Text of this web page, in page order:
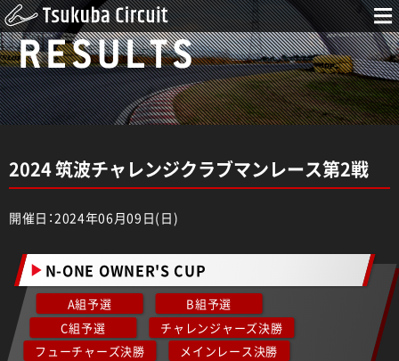
RESULTS
2024 筑波チャレンジクラブマンレース第2戦
開催日：2024年06月09日(日)
N-ONE OWNER'S CUP
A組予選
B組予選
C組予選
チャレンジャーズ決勝
フューチャーズ決勝
メインレース決勝